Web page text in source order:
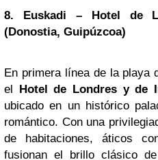
8. Euskadi – Hotel de
(Donostia, Guipúzcoa)
En primera línea de la playa
el Hotel de Londres y de
ubicado en un histórico
romántico. Con una
de habitaciones, áticos
fusionan el brillo clásico